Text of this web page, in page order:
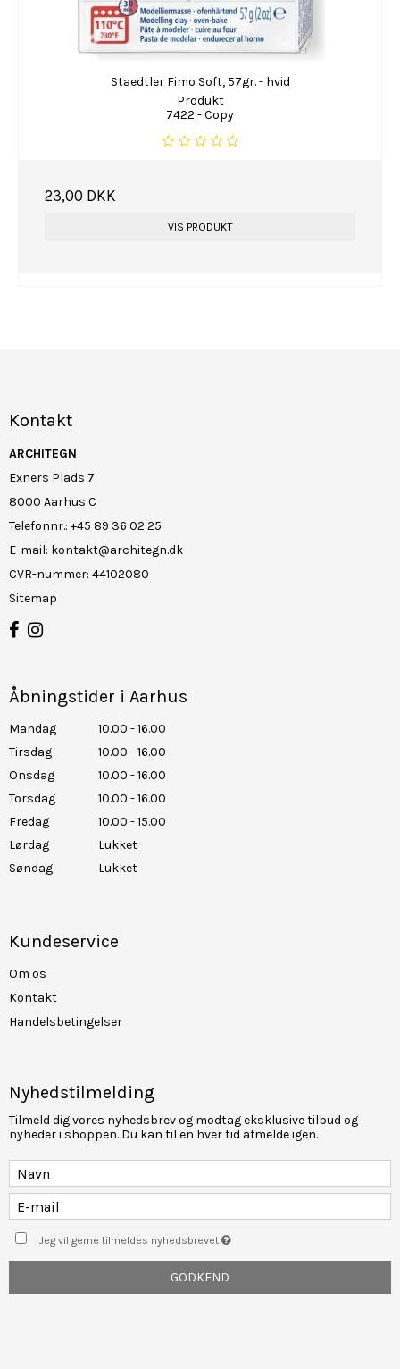
Staedtler Fimo Soft, 57gr. - hvid
Produkt
7422 - Copy
23,00 DKK
VIS PRODUKT
Kontakt
ARCHITEGN
Exners Plads 7
8000 Aarhus C
Telefonnr.: +45 89 36 02 25
E-mail: kontakt@architegn.dk
CVR-nummer: 44102080
Sitemap
Åbningstider i Aarhus
Mandag
10.00 - 16.00
Tirsdag
10.00 - 16.00
Onsdag
10.00 - 16.00
Torsdag
10.00 - 16.00
Fredag
10.00 - 15.00
Lørdag
Lukket
Søndag
Lukket
Kundeservice
Om os
Kontakt
Handelsbetingelser
Nyhedstilmelding
Tilmeld dig vores nyhedsbrev og modtag eksklusive tilbud og
nyheder i shoppen. Du kan til en hver tid afmelde igen.
Jeg vil gerne tilmeldes nyhedsbrevet
GODKEND